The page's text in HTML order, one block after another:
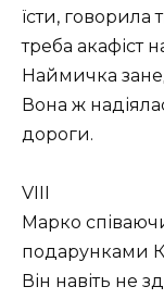
їсти, говорила
треба акафіст
Наймичка
Вона ж
дороги.
VIII
Марко
подарунками
Він навіть не